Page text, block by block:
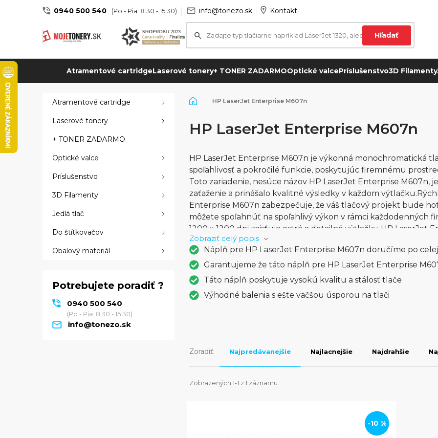
0940 500 540 (Po - Pia: 8:30 - 15:30) info@tonezo.sk Kontakt
Hľadať
Atramentové cartridgeLaserové tonery+ TONER ZADARMOOptické valcePríslušenstvo3D Filamenty
Atramentové cartridge
Laserové tonery
+ TONER ZADARMO
Optické valce
Príslušenstvo
3D Filamenty
Jedlá tlač
Do štítkovačov
Obalový materiál
Potrebujete poradiť ?
0940 500 540
(Po - Pia: 8:30 - 15:30)
info@tonezo.sk
HP LaserJet Enterprise M607n
HP LaserJet Enterprise M607n
HP LaserJet Enterprise M607n je výkonná monochromatická
spoľahlivosť a pokročilé funkcie, poskytujúc firemnému
Toto zariadenie, nesúce názov HP LaserJet Enterprise M607n,
zaťaženie a prinášalo kvalitné výsledky v každom
Enterprise M607n zabezpečuje, že váš tlačový projekt bude
môžete spoľahnúť na spoľahlivý výkon v rámci každodenných
1200 x 1200 dpi zaisťuje ostré a detailné výtlačky. HP LaserJet
vynikajúcou čitateľnosťou a čistými grafikami, čo je dôležité
vzhľadom.S jednoduchým ovládaním a intuitívnym farebným
ľahko ovládateľný pre každého používateľa. Táto tlačiareň je
overovanie prístupu a šifrovanie údajov, aby ochránila citlivé
LaserJet Enterprise M607n - vynikajúce riešenie pre firemné
kvalitu v jednom. S touto tlačiarňou získate spoľahlivý nástroj
Zobraziť celý popis
Náplň pre HP LaserJet Enterprise M607n doručíme po
Garantujeme že táto náplň pre HP LaserJet Enterprise
Táto náplň poskytuje vysokú kvalitu a stálosť tlače
Výhodné balenia s ešte väčšou úsporou na tlači
Zoradiť: Najpredávanejšie Najlacnejšie Najdrahšie
Zobrazených 1-1 z 1 záznamu.
-10 %